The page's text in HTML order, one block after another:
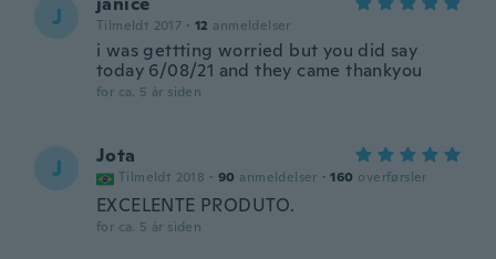
J Tilmeldt 2017 · 12 anmeldelser
i was gettting worried but you did say
today 6/08/21 and they came thankyou
for ca. 5 år siden
J Jota
Tilmeldt 2018 · 90 anmeldelser · 160 overførsler
EXCELENTE PRODUTO.
for ca. 5 år siden